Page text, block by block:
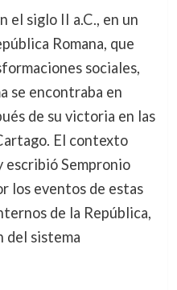
el siglo II a.C., en un
Romana, que
sociales,
se encontraba en
de su victoria en las
El contexto
escribió Sempronio
los eventos de estas
de la República,
del sistema